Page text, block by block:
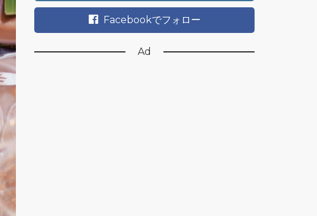
Facebookでフォロー
Ad